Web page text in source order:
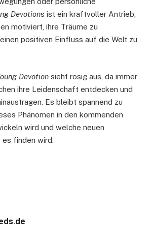
Devotions ist ein kraftvoller Antrieb,
motiviert, ihre Träume zu
positiven Einfluss auf die Welt zu
Devotion sieht rosig aus, da immer
ihre Leidenschaft entdecken und
Es bleibt spannend zu
Phänomen in den kommenden
wird und welche neuen
finden wird.